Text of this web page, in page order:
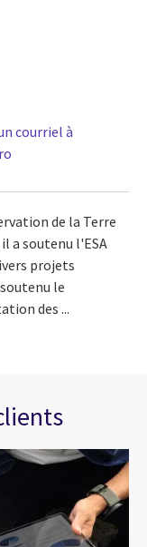
courriel à
de la Terre
a soutenu l'ESA
projets
le
des ...